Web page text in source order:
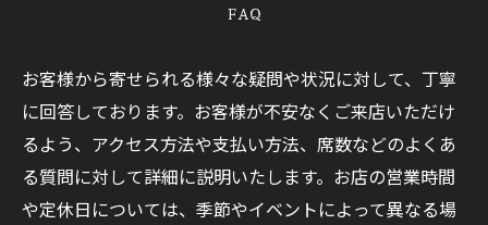
FAQ
お客様から寄せられる様々な疑問や状況に対して、丁寧
に回答しております。お客様が不安なくご来店いただけ
るよう、アクセス方法や支払い方法、席数などのよくあ
る質問に対して詳細に説明いたします。お店の営業時間
や定休日については、季節やイベントによって異なる場